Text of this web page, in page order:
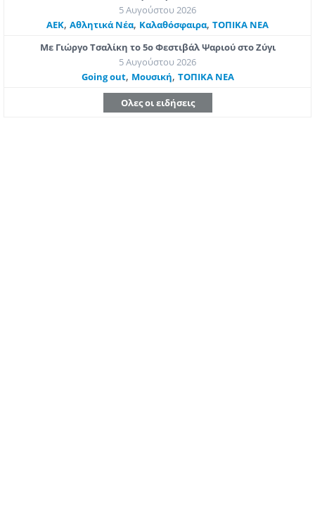
5 Αυγούστου 2026
ΑΕΚ, Αθλητικά Νέα, Καλαθόσφαιρα, ΤΟΠΙΚΑ ΝΕΑ
Με Γιώργο Τσαλίκη το 5ο Φεστιβάλ Ψαριού στο Ζύγι
5 Αυγούστου 2026
Going out, Μουσική, ΤΟΠΙΚΑ ΝΕΑ
Ολες οι ειδήσεις